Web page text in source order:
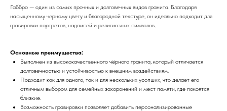
Габбро — один из самых прочных и долговечных видов гранита. Благодаря
насыщенному черному цвету и благородной текстуре, он идеально подходит для
гравировки портретов, надписей и религиозных символов.
Основные преимущества:
Выполнен из высококачественного чёрного гранита, который отличается
долговечностью и устойчивостью к внешним воздействиям.
Подходит как для одного, так и для нескольких усопших, что делает его
отличным выбором для семейных захоронений и мест памяти, где покоятся
близкие.
Возможность гравировки позволяет добавить персонализированные